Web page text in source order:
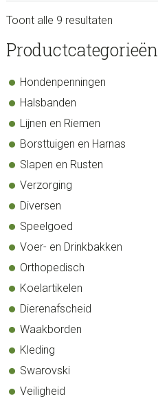
Toont alle 9 resultaten
sidebar
Store
Productcategorieën
Hondenpenningen
Halsbanden
Lijnen en Riemen
Borsttuigen en Harnas
Slapen en Rusten
Verzorging
Diversen
Speelgoed
Voer- en Drinkbakken
Orthopedisch
Koelartikelen
Dierenafscheid
Waakborden
Kleding
Swarovski
Veiligheid